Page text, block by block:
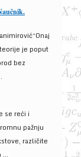
je poput
bez
se reći i
pažnju
različite